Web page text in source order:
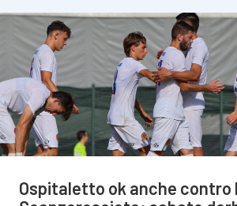
Ospitaletto ok anche contro